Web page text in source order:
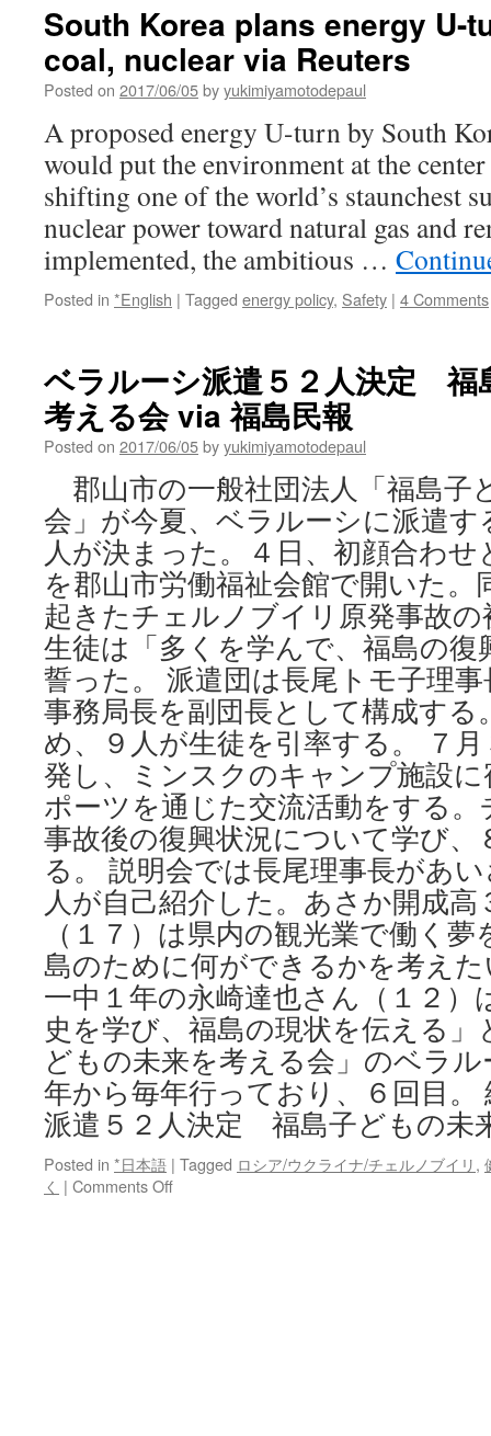
South Korea plans energy U-
coal, nuclear via Reuters
Posted on 2017/06/05byyukimiyamotodepaul
A proposed energy U-turn by South
would put the environment at the
shifting one of the world’s staunchest
nuclear power toward natural gas and
implemented, the ambitious …
Posted in *English | Tagged energy policy, Safety | 4 Comments
ベラルーシ派遣５２人決定 福
考える会 via 福島民報
Posted on 2017/06/05byyukimiyamotodepaul
郡山市の一般社団法人「福島子
会」が今夏、ベラルーシに派遣す
人が決まった。４日、初顔合わ
を郡山市労働福祉会館で開いた。
起きたチェルノブイリ原発事故
生徒は「多くを学んで、福島の
誓った。 派遣団は長尾トモ子理
事務局長を副団長として構成する
め、９人が生徒を引率する。 ７
発し、ミンスクのキャンプ施設
ポーツを通じた交流活動をする
事故後の復興状況について学び、
る。 説明会では長尾理事長があ
人が自己紹介した。あさか開成
（１７）は県内の観光業で働く
島のために何ができるかを考え
一中１年の永崎達也さん（１２）
史を学び、福島の現状を伝える」
どもの未来を考える会」のベラ
年から毎年行っており、６回目
派遣５２人決定 福島子どもの未
Posted in *日本語 | Tagged ロシア/ウクライナ/チェルノブイリ,
く | Comments Offon